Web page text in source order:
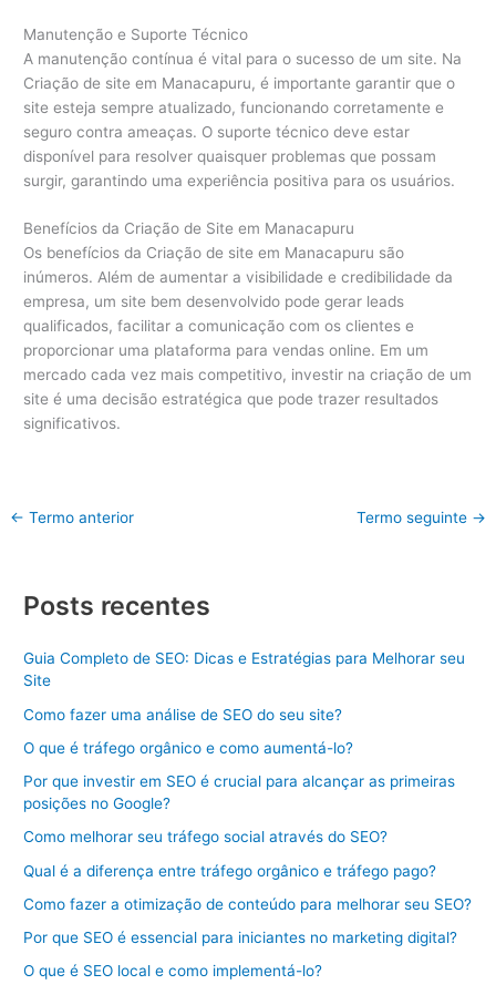
Manutenção e Suporte Técnico
A manutenção contínua é vital para o sucesso de um site. Na
Criação de site em Manacapuru, é importante garantir que o
site esteja sempre atualizado, funcionando corretamente e
seguro contra ameaças. O suporte técnico deve estar
disponível para resolver quaisquer problemas que possam
surgir, garantindo uma experiência positiva para os usuários.
Benefícios da Criação de Site em Manacapuru
Os benefícios da Criação de site em Manacapuru são
inúmeros. Além de aumentar a visibilidade e credibilidade da
empresa, um site bem desenvolvido pode gerar leads
qualificados, facilitar a comunicação com os clientes e
proporcionar uma plataforma para vendas online. Em um
mercado cada vez mais competitivo, investir na criação de um
site é uma decisão estratégica que pode trazer resultados
significativos.
← Termo anterior Termo seguinte →
Posts recentes
Guia Completo de SEO: Dicas e Estratégias para Melhorar seu
Site
Como fazer uma análise de SEO do seu site?
O que é tráfego orgânico e como aumentá-lo?
Por que investir em SEO é crucial para alcançar as primeiras
posições no Google?
Como melhorar seu tráfego social através do SEO?
Qual é a diferença entre tráfego orgânico e tráfego pago?
Como fazer a otimização de conteúdo para melhorar seu SEO?
Por que SEO é essencial para iniciantes no marketing digital?
O que é SEO local e como implementá-lo?